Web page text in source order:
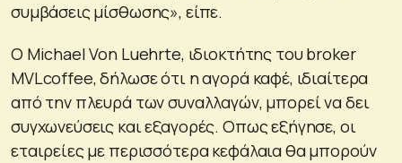
συμβάσεις μίσθωσης», είπε.
Ο Michael Von Luehrte, ιδιοκτήτης του broker
MVLcoffee, δήλωσε ότι η αγορά καφέ, ιδιαίτερα
από την πλευρά των συναλλαγών, μπορεί να δει
συγχωνεύσεις και εξαγορές. Οπως εξήγησε, οι
εταιρείες με περισσότερα κεφάλαια θα μπορούν